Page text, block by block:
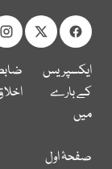
ایکسپریس
کے بارے
میں
صفحۂ اول